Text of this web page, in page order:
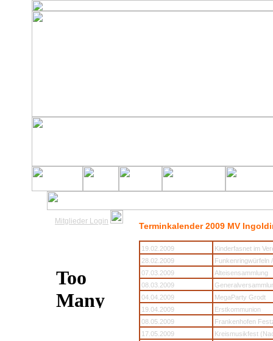
Mitglieder Login Terminkalender 2009 MV
19.02.2009
Kinderfasnet im
28.02.2009
Funkenringwürfeln
07.03.2009
Alteisensammlung
08.03.2009
04.04.2009
MegaParty Grodt
19.04.2009
Erstkommunion
08.05.2009
Frankenhofen
17.05.2009
Kreismusikfest